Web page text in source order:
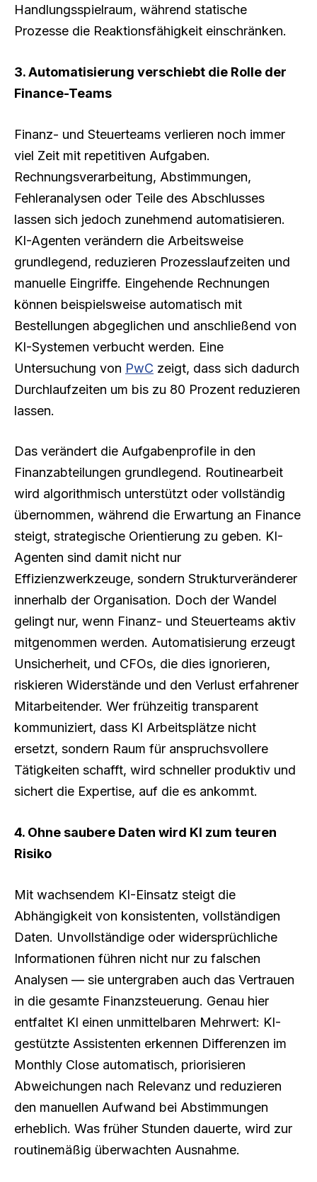
Handlungsspielraum, während statische
Prozesse die Reaktionsfähigkeit einschränken.
3. Automatisierung verschiebt die Rolle der
Finance-Teams
Finanz- und Steuerteams verlieren noch immer
viel Zeit mit repetitiven Aufgaben.
Rechnungsverarbeitung, Abstimmungen,
Fehleranalysen oder Teile des Abschlusses
lassen sich jedoch zunehmend automatisieren.
KI-Agenten verändern die Arbeitsweise
grundlegend, reduzieren Prozesslaufzeiten und
manuelle Eingriffe. Eingehende Rechnungen
können beispielsweise automatisch mit
Bestellungen abgeglichen und anschließend von
KI-Systemen verbucht werden. Eine
Untersuchung von PwC zeigt, dass sich dadurch
Durchlaufzeiten um bis zu 80 Prozent reduzieren
lassen.
Das verändert die Aufgabenprofile in den
Finanzabteilungen grundlegend. Routinearbeit
wird algorithmisch unterstützt oder vollständig
übernommen, während die Erwartung an Finance
steigt, strategische Orientierung zu geben. KI-
Agenten sind damit nicht nur
Effizienzwerkzeuge, sondern Strukturveränderer
innerhalb der Organisation. Doch der Wandel
gelingt nur, wenn Finanz- und Steuerteams aktiv
mitgenommen werden. Automatisierung erzeugt
Unsicherheit, und CFOs, die dies ignorieren,
riskieren Widerstände und den Verlust erfahrener
Mitarbeitender. Wer frühzeitig transparent
kommuniziert, dass KI Arbeitsplätze nicht
ersetzt, sondern Raum für anspruchsvollere
Tätigkeiten schafft, wird schneller produktiv und
sichert die Expertise, auf die es ankommt.
4. Ohne saubere Daten wird KI zum teuren
Risiko
Mit wachsendem KI-Einsatz steigt die
Abhängigkeit von konsistenten, vollständigen
Daten. Unvollständige oder widersprüchliche
Informationen führen nicht nur zu falschen
Analysen — sie untergraben auch das Vertrauen
in die gesamte Finanzsteuerung. Genau hier
entfaltet KI einen unmittelbaren Mehrwert: KI-
gestützte Assistenten erkennen Differenzen im
Monthly Close automatisch, priorisieren
Abweichungen nach Relevanz und reduzieren
den manuellen Aufwand bei Abstimmungen
erheblich. Was früher Stunden dauerte, wird zur
routinemäßig überwachten Ausnahme.